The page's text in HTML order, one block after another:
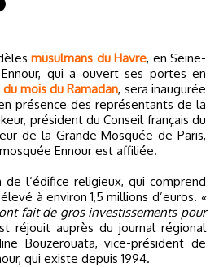
musulmans du Havre, en Seine-
qui a ouvert ses portes en
mois du Ramadan, sera inaugurée
présence des représentants de la
président du Conseil français du
de la Grande Mosquée de Paris,
Ennour est affiliée.
l’édifice religieux, qui comprend
à environ 1,5 millions d’euros. «
fait de gros investissements pour
réjouit auprès du journal régional
Bouzerouata, vice-président de
qui existe depuis 1994.